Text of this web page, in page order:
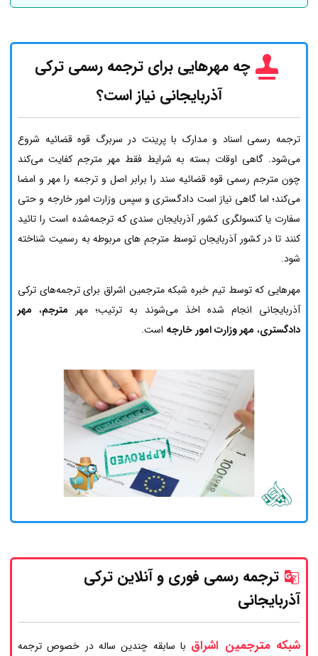
چه مهرهایی برای ترجمه رسمی ترکی
آذربایجانی نیاز است؟
ترجمه رسمی اسناد و مدارک با پرینت در سربرگ قوه قضائیه شروع
می‌شود. گاهی اوقات بسته به شرایط فقط مهر مترجم کفایت می‌کند
چون مترجم رسمی قوه قضائیه سند را برابر اصل و ترجمه را مهر و امضا
می‌کند؛ اما گاهی نیاز است دادگستری و سپس وزارت امور خارجه و حتی
سفارت یا کنسولگری کشور آذربایجان سندی که ترجمه‌شده است را تائید
کنند تا در کشور آذربایجان توسط مترجم های مربوطه به رسمیت شناخته
شود.
مهرهایی که توسط تیم خبره شبکه مترجمین اشراق برای ترجمه‌های ترکی
آذربایجانی انجام شده اخذ می‌شوند به ترتیب؛ مهر مترجم، مهر
دادگستری، مهر وزارت امور خارجه است.
ترجمه رسمی فوری و آنلاین ترکی
آذربایجانی
شبکه مترجمین اشراق با سابقه چندین ساله در خصوص ترجمه